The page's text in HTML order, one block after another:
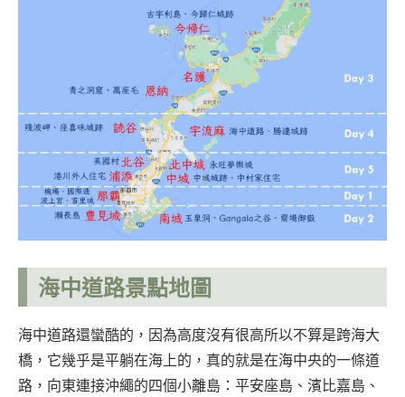
海中道路景點地圖
海中道路還蠻酷的，因為高度沒有很高所以不算是跨海大
橋，它幾乎是平躺在海上的，真的就是在海中央的一條道
路，向東連接沖繩的四個小離島：平安座島、濱比嘉島、